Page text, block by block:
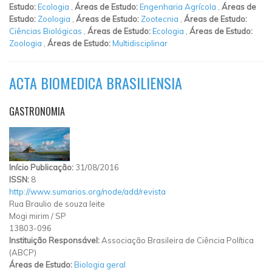
Estudo:Ecologia Áreas de Estudo:Engenharia Agrícola
Áreas de
Estudo: Zoologia Áreas de Estudo: Zootecnia
Áreas de Estudo:
Ciências Biológicas
Áreas de Estudo:Ecologia
Áreas de Estudo:
Zoologia
Áreas de Estudo:Multidisciplinar
ACTA BIOMEDICA BRASILIENSIA
GASTRONOMIA
Início Publicação: 31/08/2016
ISSN: 8
http://www.sumarios.org/node/add/revista
Rua Braulio de souza leite
Mogi mirim / SP
13803-096
Instituição Responsável:Associação Brasileira de Ciência Política
(ABCP)
Áreas de Estudo:Biologia geral